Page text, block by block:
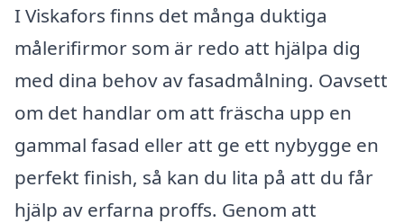
I Viskafors finns det många duktiga
målerifirmor som är redo att hjälpa dig
med dina behov av fasadmålning. Oavsett
om det handlar om att fräscha upp en
gammal fasad eller att ge ett nybygge en
perfekt finish, så kan du lita på att du får
hjälp av erfarna proffs. Genom att